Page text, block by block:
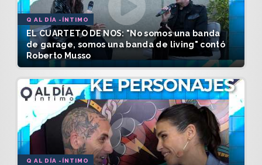
Q AL DÍA -ÍNTIMO
EL CUARTETO DE NOS: "No somos una banda
de garage, somos una banda de living" contó
Roberto Musso
Q AL DÍA -ÍNTIMO